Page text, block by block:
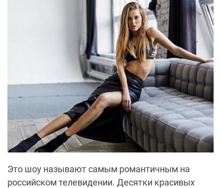
Это шоу называют самым романтичным на
российском телевидении. Десятки красивых